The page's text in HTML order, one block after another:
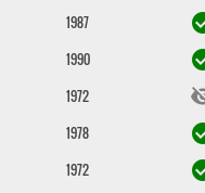
1987
1990
1972
1978
1972